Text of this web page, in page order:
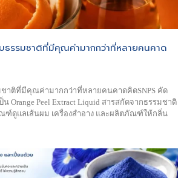
ธรรมชาติที่มีคุณค่ามากกว่าที่หลายคนคาด
าติที่มีคุณค่ามากกว่าที่หลายคนคาดคิดSNPS คัด
Orange Peel Extract Liquid สารสกัดจากธรรมชาติ
ดูแลเส้นผม เครื่องสำอาง และผลิตภัณฑ์ให้กลิ่น